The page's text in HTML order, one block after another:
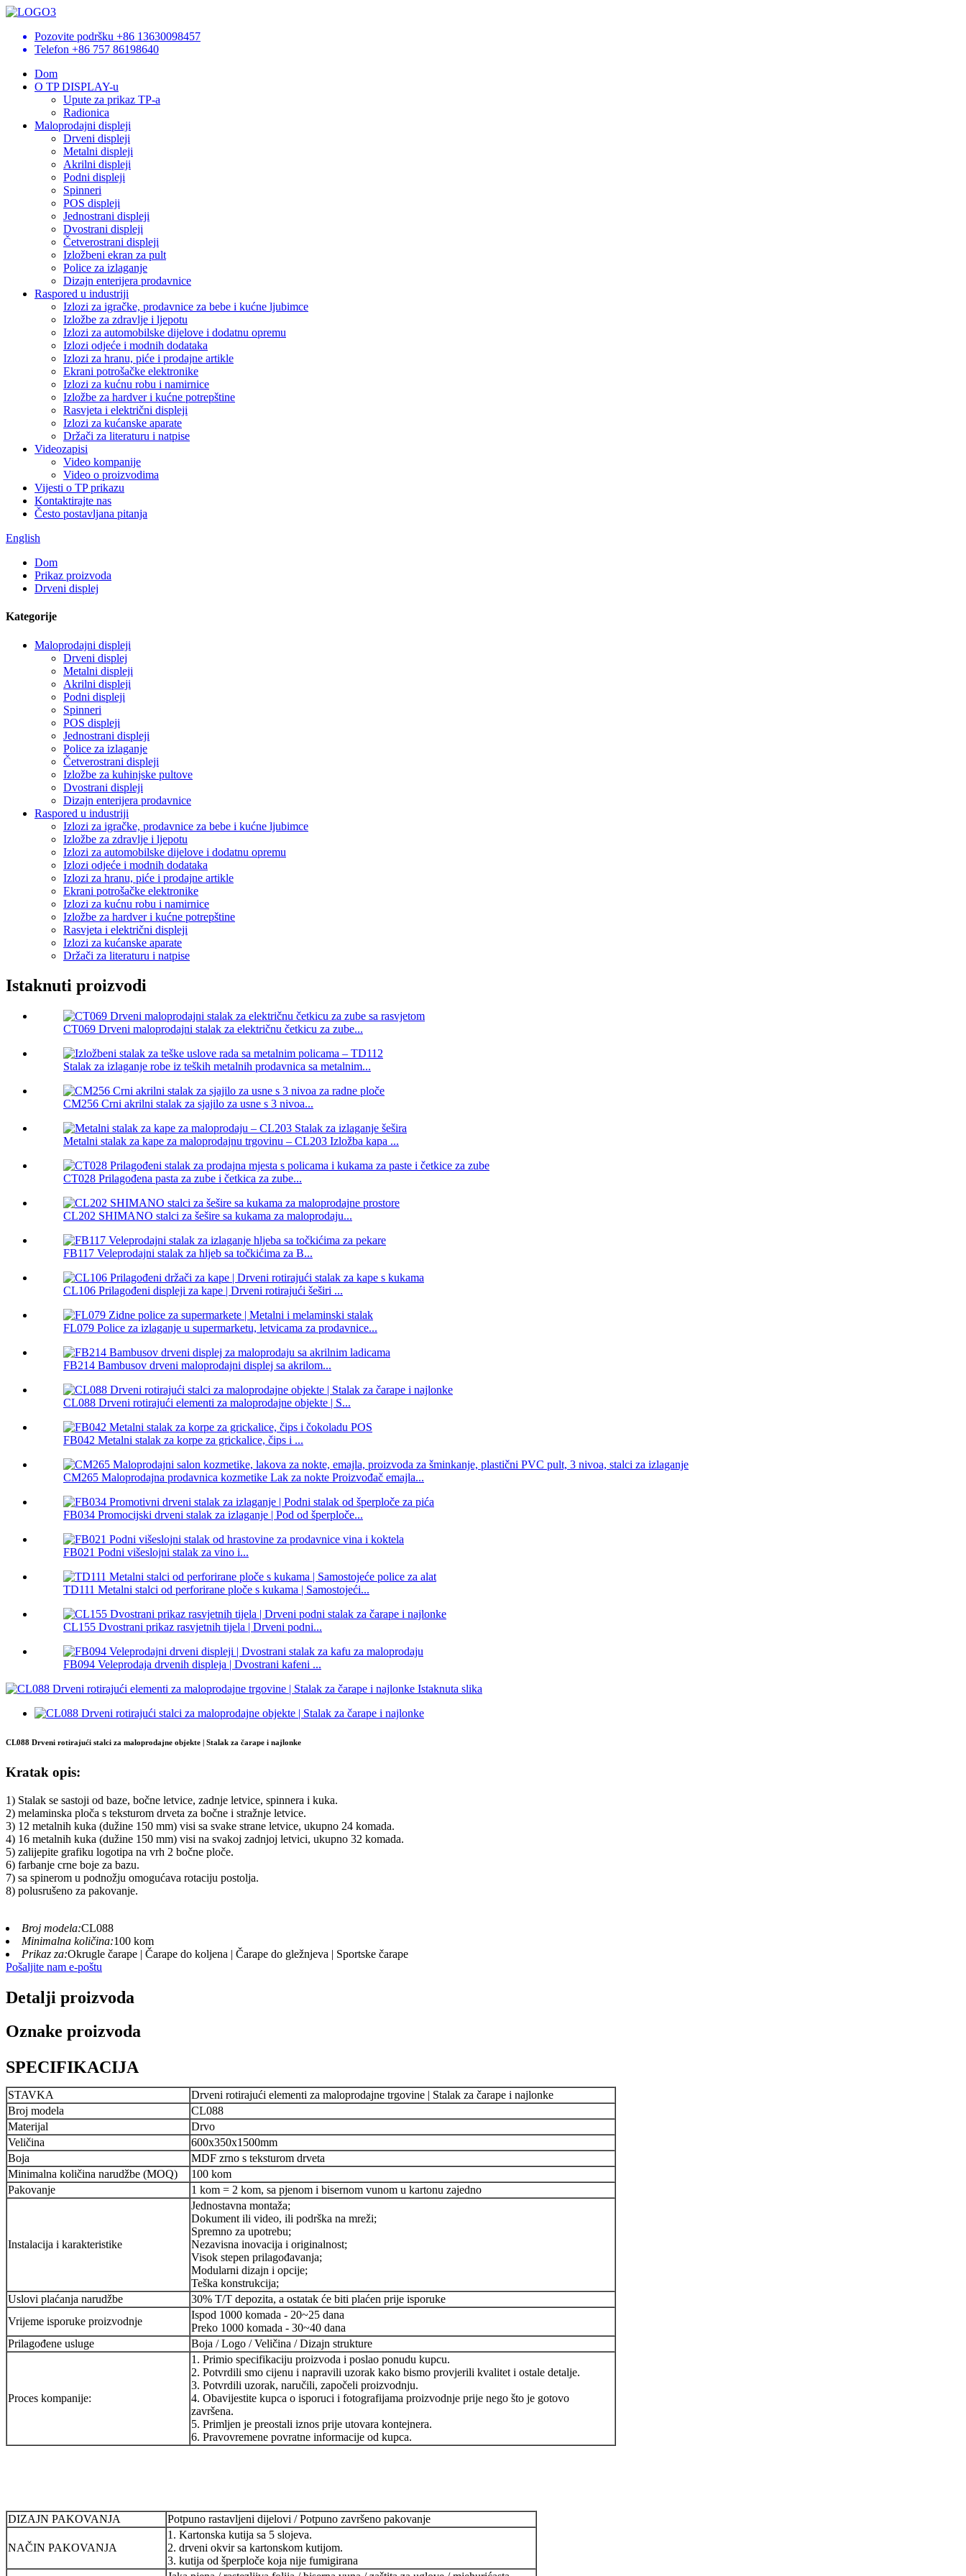
Pozovite podršku +86 13630098457
Telefon +86 757 86198640
Dom
O TP DISPLAY-u
Upute za prikaz TP-a
Radionica
Maloprodajni displeji
Drveni displeji
Metalni displeji
Akrilni displeji
Podni displeji
Spinneri
POS displeji
Jednostrani displeji
Dvostrani displeji
Četverostrani displeji
Izložbeni ekran za pult
Police za izlaganje
Dizajn enterijera prodavnice
Raspored u industriji
Izlozi za igračke, prodavnice za bebe i kućne ljubimce
Izložbe za zdravlje i ljepotu
Izlozi za automobilske dijelove i dodatnu opremu
Izlozi odjeće i modnih dodataka
Izlozi za hranu, piće i prodajne artikle
Ekrani potrošačke elektronike
Izlozi za kućnu robu i namirnice
Izložbe za hardver i kućne potrepštine
Rasvjeta i električni displeji
Izlozi za kućanske aparate
Držači za literaturu i natpise
Videozapisi
Video kompanije
Video o proizvodima
Vijesti o TP prikazu
Kontaktirajte nas
Često postavljana pitanja
English
Dom
Prikaz proizvoda
Drveni displej
Kategorije
Maloprodajni displeji
Drveni displej
Metalni displeji
Akrilni displeji
Podni displeji
Spinneri
POS displeji
Jednostrani displeji
Police za izlaganje
Četverostrani displeji
Izložbe za kuhinjske pultove
Dvostrani displeji
Dizajn enterijera prodavnice
Raspored u industriji
Izlozi za igračke, prodavnice za bebe i kućne ljubimce
Izložbe za zdravlje i ljepotu
Izlozi za automobilske dijelove i dodatnu opremu
Izlozi odjeće i modnih dodataka
Izlozi za hranu, piće i prodajne artikle
Ekrani potrošačke elektronike
Izlozi za kućnu robu i namirnice
Izložbe za hardver i kućne potrepštine
Rasvjeta i električni displeji
Izlozi za kućanske aparate
Držači za literaturu i natpise
Istaknuti proizvodi
CT069 Drveni maloprodajni stalak za električnu četkicu za zube...
Stalak za izlaganje robe iz teških metalnih prodavnica sa metalnim...
CM256 Crni akrilni stalak za sjajilo za usne s 3 nivoa...
Metalni stalak za kape za maloprodajnu trgovinu – CL203 Izložba kapa ...
CT028 Prilagođena pasta za zube i četkica za zube...
CL202 SHIMANO stalci za šešire sa kukama za maloprodaju...
FB117 Veleprodajni stalak za hljeb sa točkićima za B...
CL106 Prilagođeni displeji za kape | Drveni rotirajući šeširi ...
FL079 Police za izlaganje u supermarketu, letvicama za prodavnice...
FB214 Bambusov drveni maloprodajni displej sa akrilom...
CL088 Drveni rotirajući elementi za maloprodajne objekte | S...
FB042 Metalni stalak za korpe za grickalice, čips i ...
CM265 Maloprodajna prodavnica kozmetike Lak za nokte Proizvođač emajla...
FB034 Promocijski drveni stalak za izlaganje | Pod od šperploče...
FB021 Podni višeslojni stalak za vino i...
TD111 Metalni stalci od perforirane ploče s kukama | Samostojeći...
CL155 Dvostrani prikaz rasvjetnih tijela | Drveni podni...
FB094 Veleprodaja drvenih displeja | Dvostrani kafeni ...
CL088 Drveni rotirajući stalci za maloprodajne objekte | Stalak za čarape i najlonke
Kratak opis:
1) Stalak se sastoji od baze, bočne letvice, zadnje letvice, spinnera i kuka.
2) melaminska ploča s teksturom drveta za bočne i stražnje letvice.
3) 12 metalnih kuka (dužine 150 mm) visi sa svake strane letvice, ukupno 24 komada.
4) 16 metalnih kuka (dužine 150 mm) visi na svakoj zadnjoj letvici, ukupno 32 komada.
5) zalijepite grafiku logotipa na vrh 2 bočne ploče.
6) farbanje crne boje za bazu.
7) sa spinerom u podnožju omogućava rotaciju postolja.
8) polusrušeno za pakovanje.
Broj modela:CL088
Minimalna količina:100 kom
Prikaz za:Okrugle čarape | Čarape do koljena | Čarape do gležnjeva | Sportske čarape
Pošaljite nam e-poštu
Detalji proizvoda
Oznake proizvoda
SPECIFIKACIJA
STAVKA
Drveni rotirajući elementi za maloprodajne trgovine | Stalak za čarape i najlonke
Broj modela
CL088
Materijal
Drvo
Veličina
600x350x1500mm
Boja
MDF zrno s teksturom drveta
Minimalna količina narudžbe (MOQ)
100 kom
Pakovanje
1 kom = 2 kom, sa pjenom i bisernom vunom u kartonu zajedno
Instalacija i karakteristike
Jednostavna montaža;
Dokument ili video, ili podrška na mreži;
Spremno za upotrebu;
Nezavisna inovacija i originalnost;
Visok stepen prilagođavanja;
Modularni dizajn i opcije;
Teška konstrukcija;
Uslovi plaćanja narudžbe
30% T/T depozita, a ostatak će biti plaćen prije isporuke
Vrijeme isporuke proizvodnje
Ispod 1000 komada - 20~25 dana
Preko 1000 komada - 30~40 dana
Prilagođene usluge
Boja / Logo / Veličina / Dizajn strukture
Proces kompanije:
1. Primio specifikaciju proizvoda i poslao ponudu kupcu.
2. Potvrdili smo cijenu i napravili uzorak kako bismo provjerili kvalitet i ostale detalje.
3. Potvrdili uzorak, naručili, započeli proizvodnju.
4. Obavijestite kupca o isporuci i fotografijama proizvodnje prije nego što je gotovo
završena.
5. Primljen je preostali iznos prije utovara kontejnera.
6. Pravovremene povratne informacije od kupca.
DIZAJN PAKOVANJA Potpuno rastavljeni dijelovi / Potpuno završeno pakovanje
NAČIN PAKOVANJA
1. Kartonska kutija sa 5 slojeva.
2. drveni okvir sa kartonskom kutijom.
3. kutija od šperploče koja nije fumigirana